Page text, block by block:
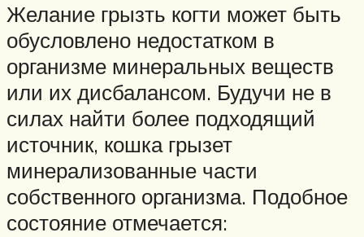
Желание грызть когти может быть
обусловлено недостатком в
организме минеральных веществ
или их дисбалансом. Будучи не в
силах найти более подходящий
источник, кошка грызет
минерализованные части
собственного организма. Подобное
состояние отмечается: